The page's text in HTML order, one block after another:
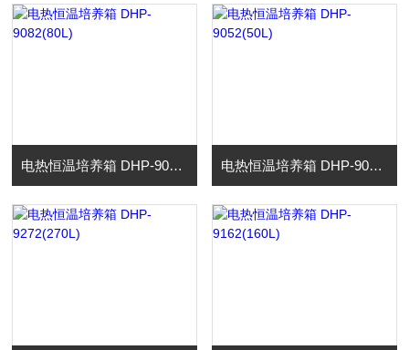
电热恒温培养箱 DHP-9082(80L) 电热恒温培养箱 DHP-9052(50L)